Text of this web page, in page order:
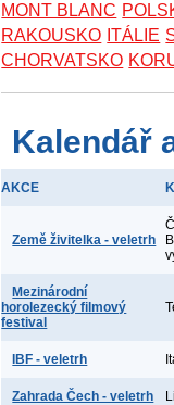
MONT BLANC
RAKOUSKO ITÁLIE
CHORVATSKO
Kalendář
AKCE
Země živitelka - veletrh
Mezinárodní
horolezecký filmový
festival
IBF - veletrh
Zahrada Čech - veletrh